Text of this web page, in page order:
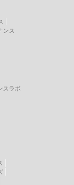
ンス
スラボ